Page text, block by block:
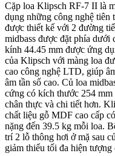
Cặp loa Klipsch RF-7 II là
dụng những công nghệ
được thiết kế với 2 đường
midbass được đặt phía dưới
kính 44.45 mm được ứng
của Klipsch với màng loa
cao công nghệ LTD, giúp
âm tần số cao. Củ loa
cứng có kích thước 254
chân thực và chi tiết hơn.
chất liệu gỗ MDF cao cấp
nặng đến 39.5 kg mỗi loa.
trí 2 lỗ thông hơi ở mặ sau
giảm thiểu tối đa hiện tượng